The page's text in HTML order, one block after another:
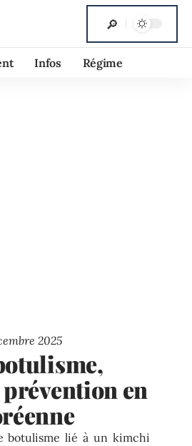
Infos Régime
2025
en
botulisme lié à un kimchi